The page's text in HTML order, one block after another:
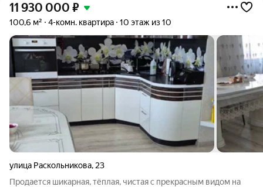
11 930 000 ₽
100,6 м² 4-комн. квартира 10 этаж из 10
улица Раскольникова, 23
Продается шикарная, тёплая, чистая с прекрасным видом на